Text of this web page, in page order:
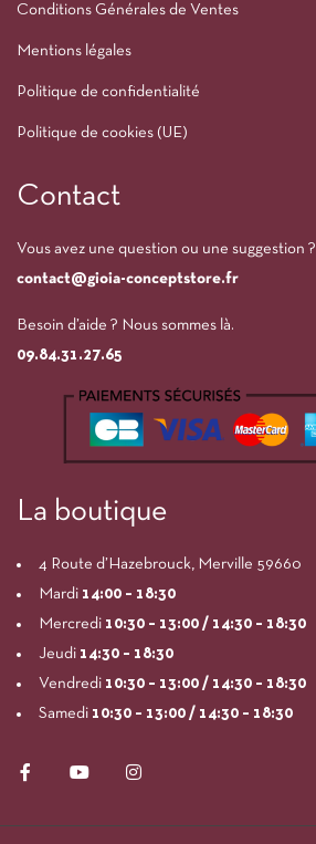
Conditions Générales de Ventes
Mentions légales
Politique de confidentialité
Politique de cookies (UE)
Contact
Vous avez une question ou une suggestion ?
contact@gioia-conceptstore.fr
Besoin d’aide ? Nous sommes là.
09.84.31.27.65
La boutique
4 Route d’Hazebrouck, Merville 59660
Mardi 14:00 – 18:30
Mercredi 10:30 – 13:00 / 14:30 – 18:30
Jeudi 14:30 – 18:30
Vendredi 10:30 – 13:00 / 14:30 – 18:30
Samedi 10:30 – 13:00 / 14:30 – 18:30